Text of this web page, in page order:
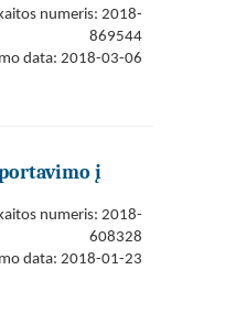
numeris: 2018-
869544
data: 2018-03-06
į
numeris: 2018-
608328
data: 2018-01-23